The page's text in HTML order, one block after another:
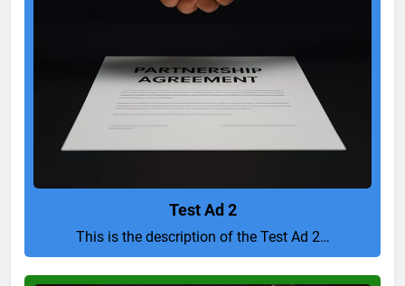
Test Ad 2
This is the description of the Test Ad 2…